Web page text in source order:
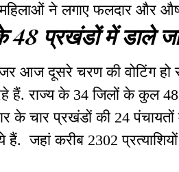
महिलाओं ने लगाए फलदार और
48 प्रखंडों में डाले
आज दूसरे चरण की वोटिंग
हैं. राज्य के 34 जिलों के कुल
के चार प्रखंडों की 24 पंचायतों
जहां करीब 2302